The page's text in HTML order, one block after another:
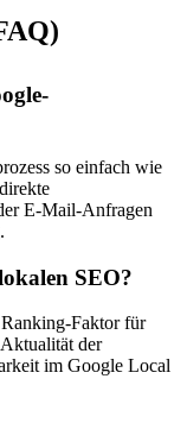
so einfach wie
E-Mail-Anfragen
SEO?
Faktor für
der
im Google Local